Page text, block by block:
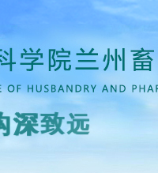
钩深致远